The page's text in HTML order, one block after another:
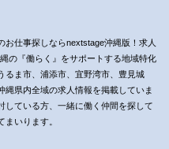
仕事探しならnextstage沖縄版！求人
の『働らく』をサポートする地域特化
るま市、浦添市、宜野湾市、豊見城
県内全域の求人情報を掲載していま
している方、一緒に働く仲間を探して
いります。